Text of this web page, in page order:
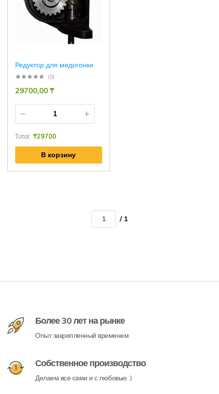
Редуктор для медогонки
(0)
29700,00 ₸
Total: ₸29700
В корзину
/ 1
Более 30 лет на рынке
Опыт закрепленный временем
Собственное производство
Делаем все сами и с любовью :)